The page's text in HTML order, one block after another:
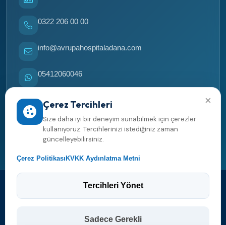
0322 206 00 00
info@avrupahospitaladana.com
05412060046
05412060046
Yol tarifi al
2026 Avrupa Hospital Adana. Her hakkı saklıdır.
×
Çerez Tercihleri
Size daha iyi bir deneyim sunabilmek için çerezler
kullanıyoruz. Tercihlerinizi istediğiniz zaman
güncelleyebilirsiniz.
Çerez Politikası KVKK Aydınlatma Metni
Tercihleri Yönet
Sadece Gerekli